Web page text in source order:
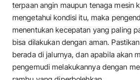
terpaan angin maupun tenaga mesin
mengetahui kondisi itu, maka
menentukan kecepatan yang paling
bisa dilakukan dengan aman.
berada di jalurnya, dan apabila akan
pengemudi melakukannya dengan